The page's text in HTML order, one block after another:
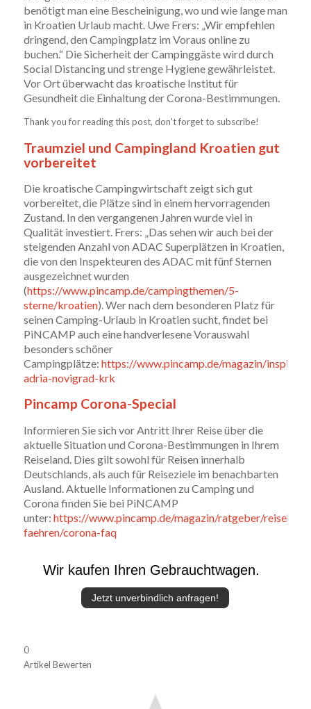
benötigt man eine Bescheinigung, wo und wie lange man
in Kroatien Urlaub macht. Uwe Frers: „Wir empfehlen
dringend, den Campingplatz im Voraus online zu
buchen.“ Die Sicherheit der Campinggäste wird durch
Social Distancing und strenge Hygiene gewährleistet.
Vor Ort überwacht das kroatische Institut für
Gesundheit die Einhaltung der Corona-Bestimmungen.
Thank you for reading this post, don't forget to subscribe!
Traumziel und Campingland Kroatien gut
vorbereitet
Die kroatische Campingwirtschaft zeigt sich gut
vorbereitet, die Plätze sind in einem hervorragenden
Zustand. In den vergangenen Jahren wurde viel in
Qualität investiert. Frers: „Das sehen wir auch bei der
steigenden Anzahl von ADAC Superplätzen in Kroatien,
die von den Inspekteuren des ADAC mit fünf Sternen
ausgezeichnet wurden
(https://www.pincamp.de/campingthemen/5-
sterne/kroatien). Wer nach dem besonderen Platz für
seinen Camping-Urlaub in Kroatien sucht, findet bei
PiNCAMP auch eine handverlesene Vorauswahl
besonders schöner
Campingplätze: https://www.pincamp.de/magazin/
adria-novigrad-krk
Pincamp Corona-Special
Informieren Sie sich vor Antritt Ihrer Reise über die
aktuelle Situation und Corona-Bestimmungen in Ihrem
Reiseland. Dies gilt sowohl für Reisen innerhalb
Deutschlands, als auch für Reiseziele im benachbarten
Ausland. Aktuelle Informationen zu Camping und
Corona finden Sie bei PiNCAMP
unter: https://www.pincamp.de/magazin/ratgeber/
faehren/corona-faq
Wir kaufen Ihren Gebrauchtwagen.
Jetzt unverbindlich anfragen!
0
Artikel Bewerten